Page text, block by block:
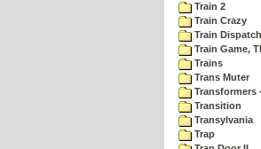
Train 2
Train Crazy
Train
Train Game,
Trains
Trans Muter
Transformers
Transition
Transylvania
Trap